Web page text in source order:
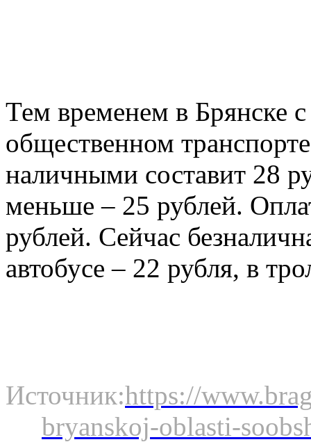
Тем временем в Брянске
общественном
наличными составит 28
меньше – 25 рублей.
рублей. Сейчас
автобусе – 22 рубля, в
Источник:https://
bryanskoj-oblasti-